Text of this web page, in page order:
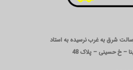
رسالت شرق به غرب نرسیده به استاد
– خ حسینی – پلاک 48